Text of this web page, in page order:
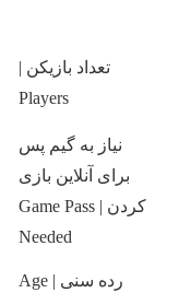
تعداد بازیکن |
Players
نیاز به گیم پس
برای آنلاین بازی
کردن | Game Pass
Needed
رده سنی | Age